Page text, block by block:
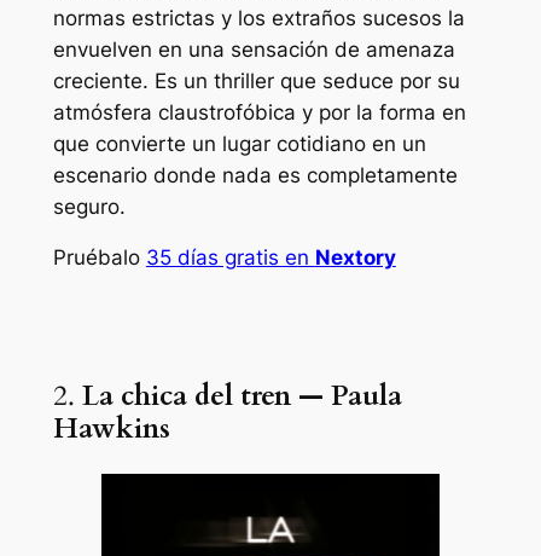
normas estrictas y los extraños sucesos la
envuelven en una sensación de amenaza
creciente. Es un thriller que seduce por su
atmósfera claustrofóbica y por la forma en
que convierte un lugar cotidiano en un
escenario donde nada es completamente
seguro.
Pruébalo 35 días gratis en Nextory
2. La chica del tren — Paula
Hawkins